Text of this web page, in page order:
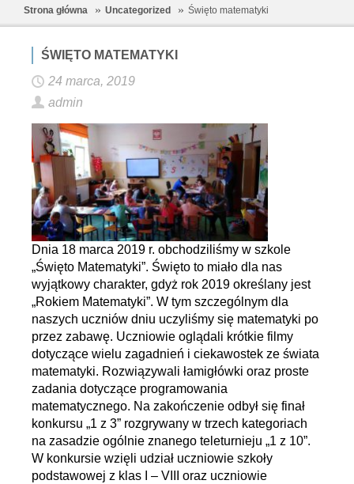
Strona główna Uncategorized Święto matematyki
ŚWIĘTO MATEMATYKI
24 marca, 2019
admin
Dnia 18 marca 2019 r. obchodziliśmy w szkole
„Święto Matematyki”. Święto to miało dla nas
wyjątkowy charakter, gdyż rok 2019 określany jest
„Rokiem Matematyki”. W tym szczególnym dla
naszych uczniów dniu uczyliśmy się matematyki po
przez zabawę. Uczniowie oglądali krótkie filmy
dotyczące wielu zagadnień i ciekawostek ze świata
matematyki. Rozwiązywali łamigłówki oraz proste
zadania dotyczące programowania
matematycznego. Na zakończenie odbył się finał
konkursu „1 z 3” rozgrywany w trzech kategoriach
na zasadzie ogólnie znanego teleturnieju „1 z 10”.
W konkursie wzięli udział uczniowie szkoły
podstawowej z klas I – VIII oraz uczniowie